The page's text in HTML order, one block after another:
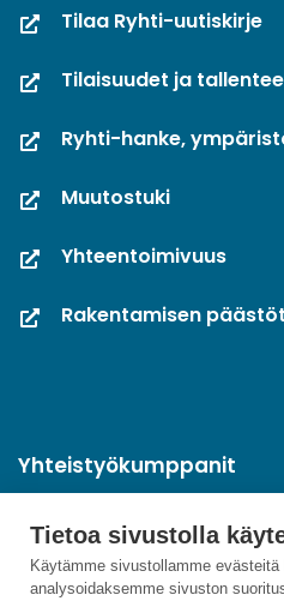
Tietoa sivustolla
Käytämme sivustollamme
analysoidaksemme sivuston
Tilaa Ryhti-uutiskirje
Tilaisuudet ja
Ryhti-hanke,
Muutostuki
Yhteentoimivuus
Rakentamisen
Yhteistyökumppanit